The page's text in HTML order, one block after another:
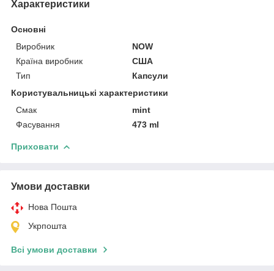
Характеристики
Основні
Виробник
NOW
Країна виробник
США
Тип
Капсули
Користувальницькі характеристики
Смак
mint
Фасування
473 ml
Приховати
Умови доставки
Нова Пошта
Укрпошта
Всі умови доставки